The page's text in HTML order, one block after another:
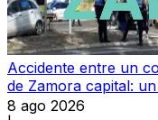
Accidente entre un
de Zamora capital:
8 ago 2026